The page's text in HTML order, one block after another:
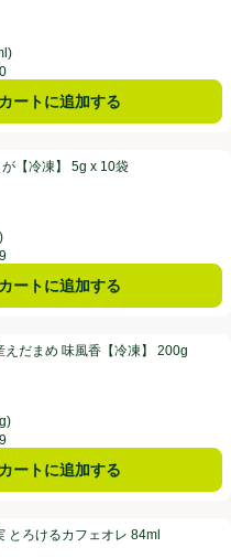
カートに追加する
【冷凍】 5g x 10袋
カートに追加する
凍】 200g
えだまめ 味風香【冷凍】 200g
カートに追加する
84ml
とろけるカフェオレ 84ml